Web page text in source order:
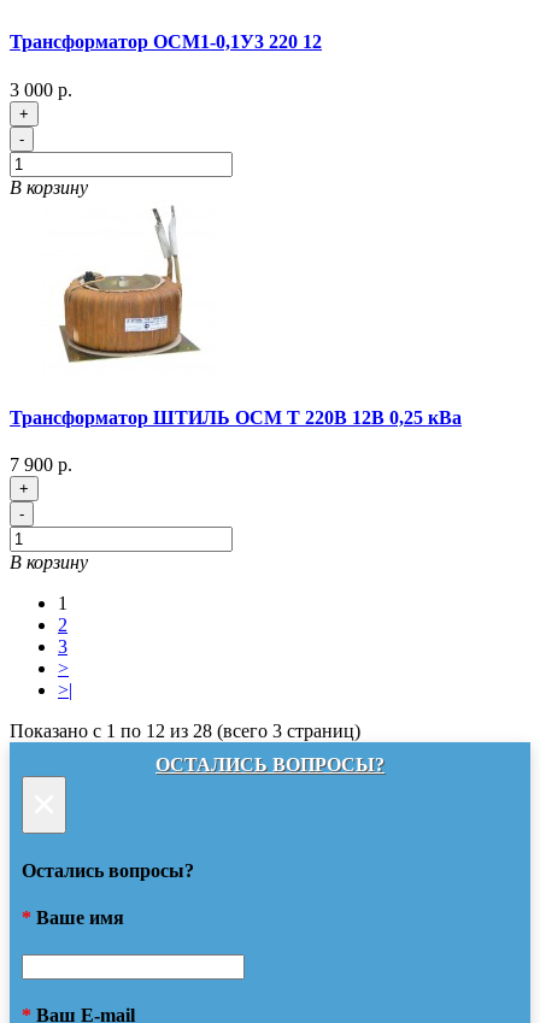
Трансформатор ОСМ1-0,1У3 220 12
3 000 р.
+
-
В корзину
Трансформатор ШТИЛЬ ОСМ Т 220В 12В 0,25 кВа
7 900 р.
+
-
В корзину
1
2
3
>
>|
Показано с 1 по 12 из 28 (всего 3 страниц)
ОСТАЛИСЬ ВОПРОСЫ?
Остались вопросы?
* Ваше имя
* Ваш E-mail